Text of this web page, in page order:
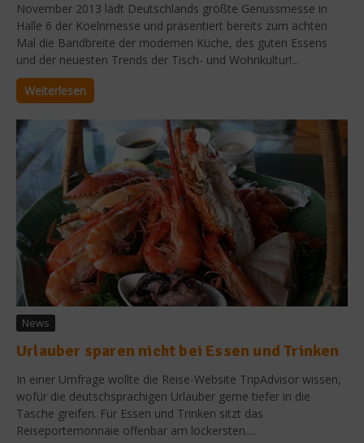
November 2013 lädt Deutschlands größte Genussmesse in
Halle 6 der Koelnmesse und präsentiert bereits zum achten
Mal die Bandbreite der modernen Küche, des guten Essens
und der neuesten Trends der Tisch- und Wohnkultur!...
Weiterlesen
News
Urlauber sparen nicht bei Essen und Trinken
In einer Umfrage wollte die Reise-Website TripAdvisor wissen,
wofür die deutschsprachigen Urlauber gerne tiefer in die
Tasche greifen. Für Essen und Trinken sitzt das
Reiseportemonnaie offenbar am lockersten....